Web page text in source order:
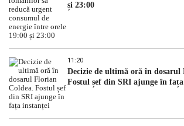
și 23:00
11:20
Decizie de ultimă oră în dosarul
Fostul șef din SRI ajunge în